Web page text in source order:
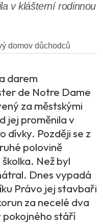
v klášterní rodinnou
darem
de Notre Dame
za městskými
jej proměnila v
dívky. Později se z
polovině
Než byl
Dnes vypadá
Právo jej stavbaři
za necelé dva
pokojného stáří